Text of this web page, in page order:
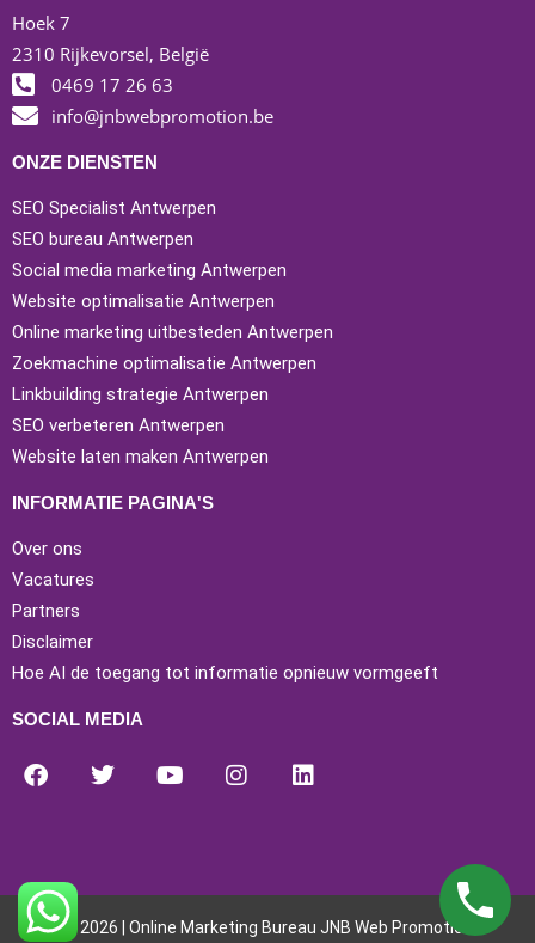
Hoek 7
2310 Rijkevorsel, België
0469 17 26 63
info@jnbwebpromotion.be
ONZE DIENSTEN
SEO Specialist Antwerpen
SEO bureau Antwerpen
Social media marketing Antwerpen
Website optimalisatie Antwerpen
Online marketing uitbesteden Antwerpen
Zoekmachine optimalisatie Antwerpen
Linkbuilding strategie Antwerpen
SEO verbeteren Antwerpen
Website laten maken Antwerpen
INFORMATIE PAGINA'S
Over ons
Vacatures
Partners
Disclaimer
Hoe AI de toegang tot informatie opnieuw vormgeeft
SOCIAL MEDIA
© 2026 | Online Marketing Bureau JNB Web Promotion